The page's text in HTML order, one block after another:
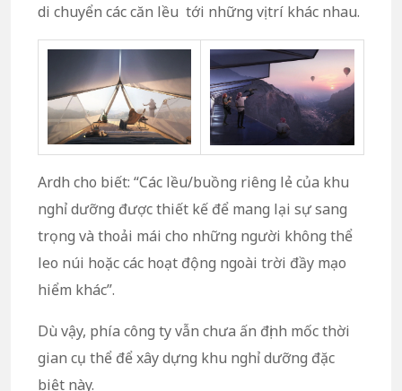
di chuyển các căn lều tới những vị trí khác nhau.
Ardh cho biết: “Các lều/buồng riêng lẻ của khu
nghỉ dưỡng được thiết kế để mang lại sự sang
trọng và thoải mái cho những người không thể
leo núi hoặc các hoạt động ngoài trời đầy mạo
hiểm khác”.
Dù vậy, phía công ty vẫn chưa ấn định mốc thời
gian cụ thể để xây dựng khu nghỉ dưỡng đặc
biệt này.